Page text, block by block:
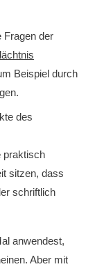
Fragen der
Beispiel durch
des
praktisch
sitzen, dass
schriftlich
anwendest,
Aber mit